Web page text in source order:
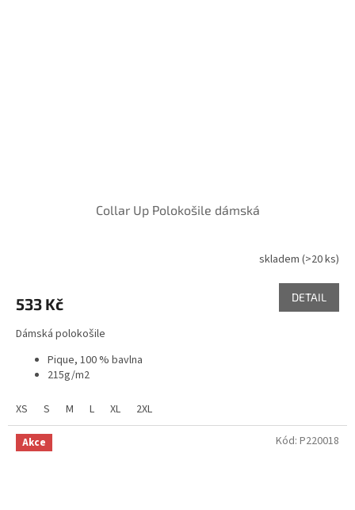
Collar Up Polokošile dámská
skladem (>20 ks)
533 Kč DETAIL
Dámská polokošile
Pique, 100 % bavlna
215g/m2
XS S M L XL 2XL
Akce Kód: P220018